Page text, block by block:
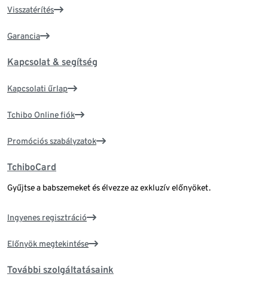
Visszatérítés
Garancia
Kapcsolat & segítség
Kapcsolati űrlap
Tchibo Online fiók
Promóciós szabályzatok
TchiboCard
Gyűjtse a babszemeket és élvezze az exkluzív előnyöket.
Ingyenes regisztráció
Előnyök megtekintése
További szolgáltatásaink